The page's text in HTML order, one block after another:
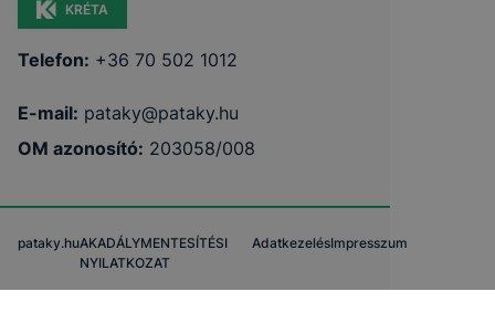
KRÉTA
Telefon: +36 70 502 1012
E-mail: pataky@pataky.hu
OM azonosító: 203058/008
pataky.huAKADÁLYMENTESÍTÉSI
NYILATKOZAT
AdatkezelésImpresszum